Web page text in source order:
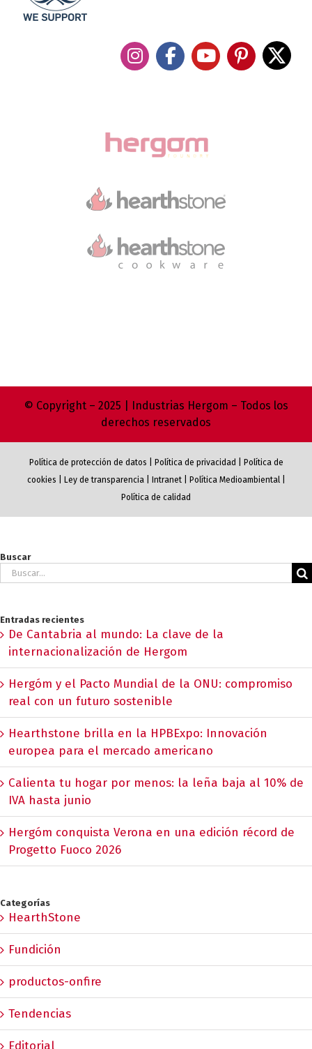
© Copyright – 2025 | Industrias Hergom – Todos los
derechos reservados
Política de protección de datos Política de privacidad
Política de
cookies
Ley de transparencia| Intranet| Política Medioambiental|
Política de calidad
Buscar
Buscar:
Entradas recientes
De Cantabria al mundo: La clave de la
internacionalización de Hergom
Hergóm y el Pacto Mundial de la ONU: compromiso
real con un futuro sostenible
Hearthstone brilla en la HPBExpo: Innovación
europea para el mercado americano
Calienta tu hogar por menos: la leña baja al 10% de
IVA hasta junio
Hergóm conquista Verona en una edición récord de
Progetto Fuoco 2026
Categorías
HearthStone
Fundición
productos-onfire
Tendencias
Editorial